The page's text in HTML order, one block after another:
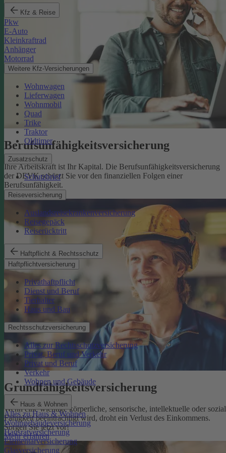
Kfz & Reise
Pkw
E-Auto
Kleinkraftrad
Anhänger
Motorrad
Weitere Kfz-Versicherungen
Wohnwagen
Lieferwagen
Wohnmobil
Quad
Trike
Traktor
Oldtimer
Zusatzschutz
Schutzbrief
Reiseversicherung
Auslandsreisekrankenversicherung
Reisegepäck
Reiserücktritt
Haftpflicht & Rechtsschutz
Haftpflichtversicherung
Privathaftpflicht
Dienst und Beruf
Tierhalter
Haus und Bau
Rechtsschutzversicherung
Alles zur Rechtsschutzversicherung
Privat, Beruf und Verkehr
Privat und Beruf
Verkehr
Wohnen und Gebäude
Haus & Wohnen
Alles zu Haus & Wohnen
Wohngebäudeversicherung
Hausratversicherung
Elementarversicherung
Glasversicherung
Berufsunfähigkeits­versicherung
Ihre Arbeitskraft ist Ihr Kapital. Die Berufsunfähigkeitsversicherung
der DEVK schützt Sie vor den finanziellen Folgen einer
Berufsunfähigkeit.
Mehr erfahren
Grundfähigkeits­versicherung
Wenn eine wichtige körperliche, sensorische, intellektuelle oder
Fähigkeit beeinträchtigt wird, droht ein Verlust des Einkommens.
Sorgen Sie jetzt vor!
Mehr erfahren